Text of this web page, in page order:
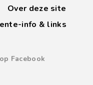
Over deze site
info & links
Facebook